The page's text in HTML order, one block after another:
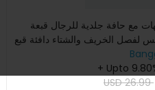
مع حافة جلدية للرجال قبعة
لفصل الخريف والشتاء دافئة قبع
+ Upto
USD26.99